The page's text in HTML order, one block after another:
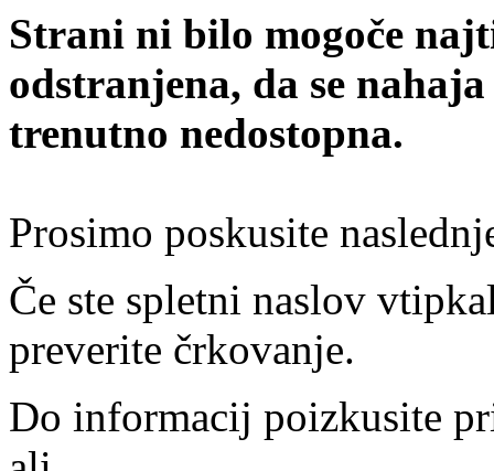
Strani ni bilo mogoče
odstranjena, da se
trenutno nedostopna.
Prosimo poskusite
Če ste spletni naslov
preverite črkovanje.
Do informacij poizkusite